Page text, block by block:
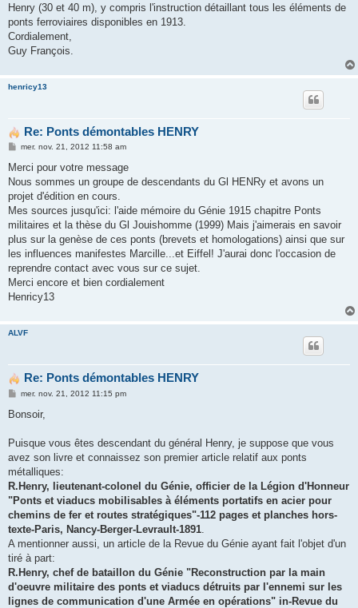
Henry (30 et 40 m), y compris l'instruction détaillant tous les éléments de
ponts ferroviaires disponibles en 1913.
Cordialement,
Guy François.
henricy13
Re: Ponts démontables HENRY
M
s
a
g
e
mer. nov. 21, 2012 11:58 am
Merci pour votre message
Nous sommes un groupe de descendants du Gl HENRy et avons un
projet d'édition en cours.
Mes sources jusqu'ici: l'aide mémoire du Génie 1915 chapitre Ponts
militaires et la thèse du Gl Jouishomme (1999) Mais j'aimerais en savoir
plus sur la genèse de ces ponts (brevets et homologations) ainsi que sur
les influences manifestes Marcille...et Eiffel! J'aurai donc l'occasion de
reprendre contact avec vous sur ce sujet.
Merci encore et bien cordialement
Henricy13
ALVF
Re: Ponts démontables HENRY
M
s
g
mer. nov. 21, 2012 11:15 pm
Bonsoir,
Puisque vous êtes descendant du général Henry, je suppose que vous
avez son livre et connaissez son premier article relatif aux ponts
métalliques:
R.Henry, lieutenant-colonel du Génie, officier de la Légion d'Honneur
"Ponts et viaducs mobilisables à éléments portatifs en acier pour
chemins de fer et routes stratégiques"-112 pages et planches hors-
texte-Paris, Nancy-Berger-Levrault-1891
A mentionner aussi, un article de la Revue du Génie ayant fait l'objet d'un
tiré à part:
R.Henry, chef de bataillon du Génie "Reconstruction par la main
d'oeuvre militaire des ponts et viaducs détruits par l'ennemi sur les
lignes de communication d'une Armée en opérations" in-Revue du